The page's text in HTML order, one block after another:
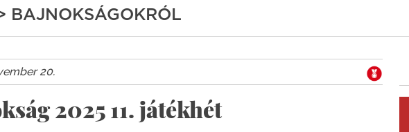
BAJNOKSÁGOKRÓL
20.
2025 11. játékhét